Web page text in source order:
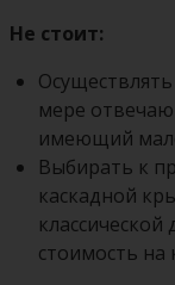
Не стоит:
мере
имеющий
Выбирать к
каскадной
стоимость на